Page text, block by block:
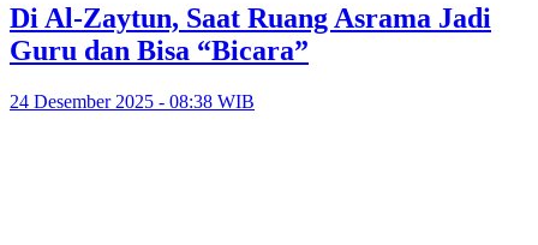
Di Al-Zaytun, Saat Ruang Asrama Jadi
Guru dan Bisa “Bicara”
24 Desember 2025 - 08:38 WIB